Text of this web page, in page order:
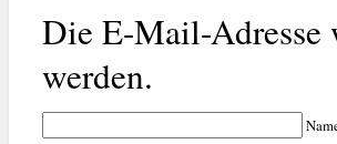
Die E-Mail-
werden.